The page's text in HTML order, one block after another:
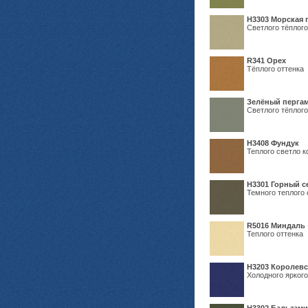
H3303 Морская
Светлого
R341 Орех
Тёплого оттенка
Зелёный
Светлого
Н3408 Фундук
Теплого светло
Н3301 Горный
Темного теплого
R5016 Миндаль
Теплого оттенка
Н3203
Холодного